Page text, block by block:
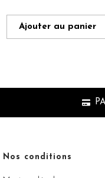
Ajouter au panier
Nos conditions